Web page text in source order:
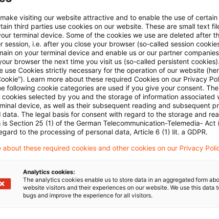
unabhängig von dem Stellenwert
einheitliche Leistung darstellt, die der
Der EuGH hat dies ausdrücklich damit begründet,
des BFH in seinem Vorlagebeschluss, an seiner
dieser Sonderregelung festhält.
auch der Auffassung des EuGH an, dass nach Art.
der Beherbergung in Ferienunterkünften
unter Art. 307 MwStSystRL fällt, nicht dem
2019 (V R 10/19 / V R 60/16), veröffentlicht am
visiting our website attractive and to enable the use of
third parties use cookies on our website. These are small text
terminal device. Some of the cookies we use are deleted after
session, i.e. after you close your browser (so-called session
on your terminal device and enable us or our partner
browser the next time you visit us (so-called persistent
use Cookies strictly necessary for the operation of our website
Learn more about these required Cookies on our Privacy
following cookie categories are used if you give your consent.
cookies selected by you and the storage of information associated
device, as well as their subsequent reading and subsequent
data. The legal basis for consent with regard to the storage and
is Section 25 (1) of the German Telecommunication-Telemedia- Act
to the processing of personal data, Article 6 (1) lit. a GDPR.
about these required cookies and other cookies on our Privacy
Analytics cookies:
The analytics cookies enable us to store data in an aggregated form
website visitors and their experiences on our website. We use this data
bugs and improve the experience for all visitors.